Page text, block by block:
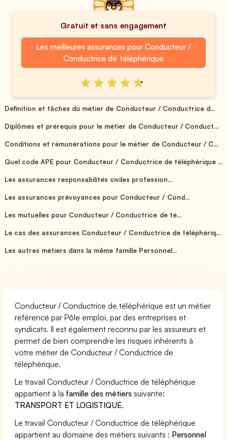
Gratuit et sans engagement
Les meilleures assurances pour Conducteur /
Conductrice de téléphérique
Définition et tâches du métier de Conducteur / Conductrice d...
Diplômes et prérequis pour le métier de Conducteur / Conduct...
Conditions et rémunérations pour le métier de Conducteur / C...
Quel code APE pour Conducteur / Conductrice de téléphérique ...
Les assurances responsabilités civiles profession...
Les assurances prévoyances pour Conducteur / Cond...
Les mutuelles pour Conducteur / Conductrice de té...
Le cas des assurances Conducteur / Conductrice de téléphériq...
Les autres métiers dans la même famille Personnel...
Conducteur / Conductrice de téléphérique est un métier
référencé par Pôle emploi, par des entreprises et
syndicats. Il est également reconnu par les assureurs et
permet de bien comprendre les risques inhérents à
votre métier de Conducteur / Conductrice de
téléphérique.
Le travail Conducteur / Conductrice de téléphérique
appartient à la famille des métiers suivante:
TRANSPORT ET LOGISTIQUE.
Le travail Conducteur / Conductrice de téléphérique
appartient au domaine des métiers suivants : Personnel